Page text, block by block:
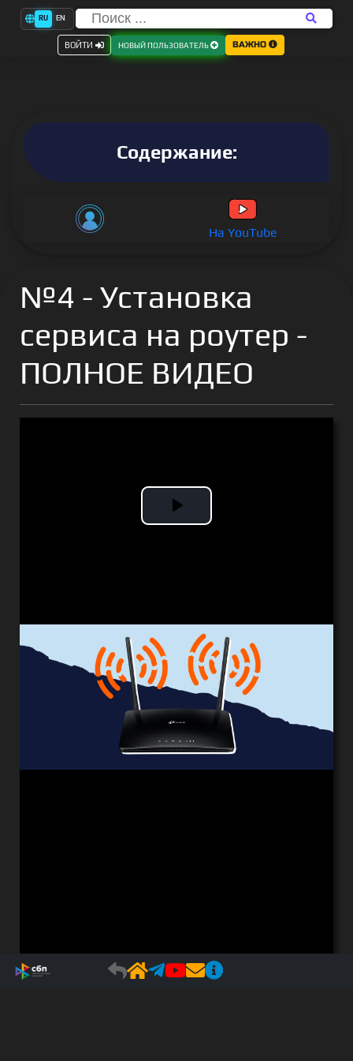
RU EN
ВОЙТИ НОВЫЙ ПОЛЬЗОВАТЕЛЬ ВАЖНО
Содержание:
На YouTube
№4 - Установка
сервиса на роутер -
ПОЛНОЕ ВИДЕО
Play